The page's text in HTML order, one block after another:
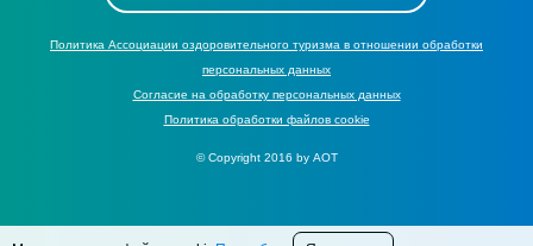
Политика Ассоциации оздоровительного туризма в отношении обработки
персональных данных
Cогласие на обработку персональных данных
Политика обработки файлов cookie
© Copyright 2016 by АОТ